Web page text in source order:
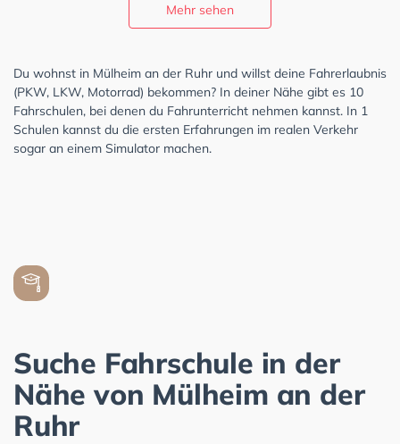
Mehr sehen
Du wohnst in Mülheim an der Ruhr und willst deine Fahrerlaubnis
(PKW, LKW, Motorrad) bekommen? In deiner Nähe gibt es 10
Fahrschulen, bei denen du Fahrunterricht nehmen kannst. In 1
Schulen kannst du die ersten Erfahrungen im realen Verkehr
sogar an einem Simulator machen.
Suche Fahrschule in der
Nähe von Mülheim an der
Ruhr